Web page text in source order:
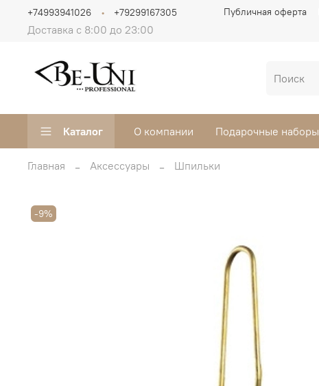
Публичная оферта
Доставка с 8:00 до 23:00
+74993941026 +79299167305
Каталог О компании Подарочные наборы
Главная Аксессуары Шпильки
-9%